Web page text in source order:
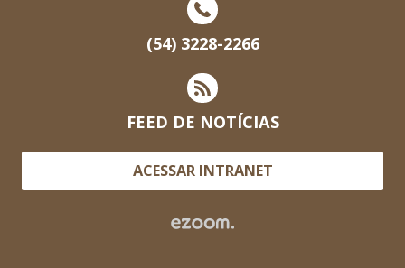
(54) 3228-2266
FEED DE NOTÍCIAS
ACESSAR INTRANET